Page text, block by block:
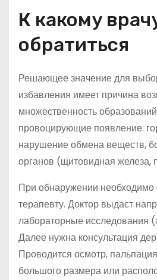
К какому
обратиться
Решающее значение для
избавления имеет причина
множественность
провоцирующие появление:
нарушение обмена веществ,
органов (щитовидная железа,
При обнаружении необходимо
терапевту. Доктор выдаст
лабораторные исследования
Далее нужна консультация
Проводится осмотр,
большого размера или